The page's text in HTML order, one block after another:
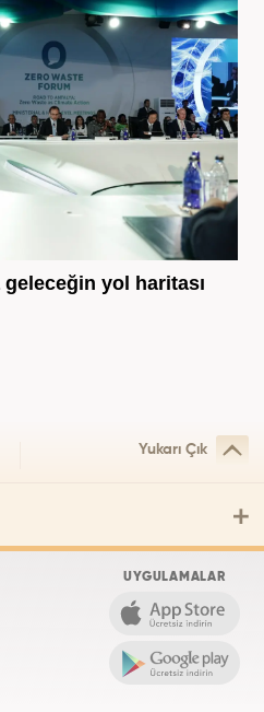
geleceğin yol haritası
Yukarı Çık
UYGULAMALAR